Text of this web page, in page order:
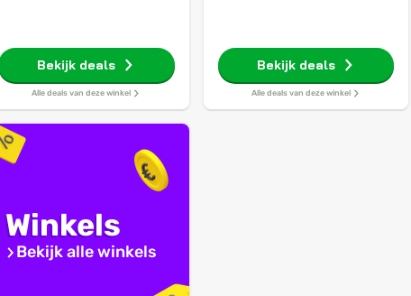
Bekijk deals
Alle deals van deze winkel
Bekijk deals
Alle deals van deze winkel
Winkels
Bekijk alle winkels